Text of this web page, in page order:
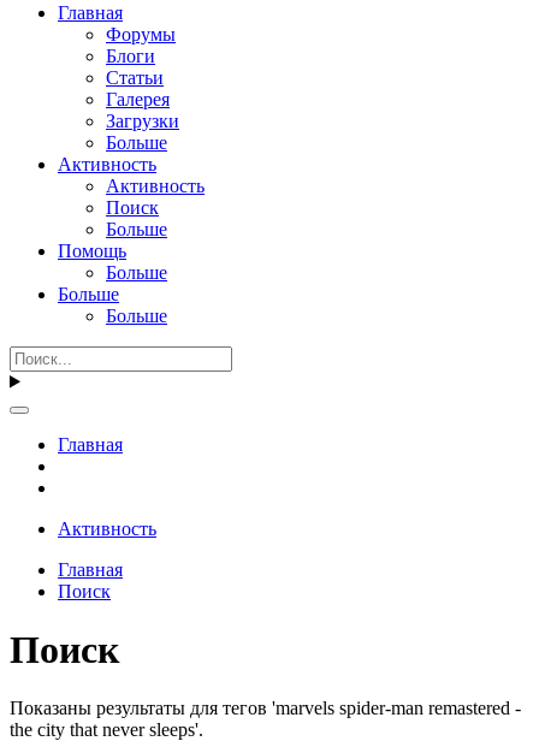
Главная
Форумы
Блоги
Статьи
Галерея
Загрузки
Больше
Активность
Активность
Поиск
Больше
Помощь
Больше
Больше
Больше
Главная
Активность
Главная
Поиск
Поиск
Показаны результаты для тегов 'marvels spider-man remastered -
the city that never sleeps'.